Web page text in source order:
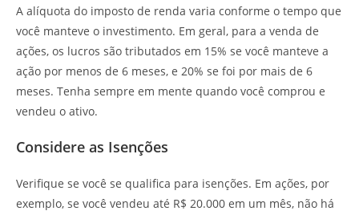
A alíquota do imposto de renda varia conforme o tempo que
você manteve o investimento. Em geral, para a venda de
ações, os lucros são tributados em 15% se você manteve a
ação por menos de 6 meses, e 20% se foi por mais de 6
meses. Tenha sempre em mente quando você comprou e
vendeu o ativo.
Considere as Isenções
Verifique se você se qualifica para isenções. Em ações, por
exemplo, se você vendeu até R$ 20.000 em um mês, não há